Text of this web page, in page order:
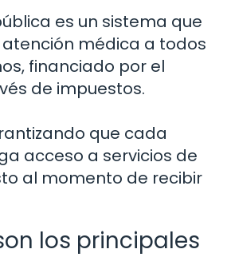
es un sistema que
médica a todos
financiado por el
de impuestos.
que cada
acceso a servicios de
al momento de recibir
los principales